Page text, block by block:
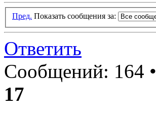
Пред. Показать сообщения за:
Ответить
Сообщений: 164 •
17